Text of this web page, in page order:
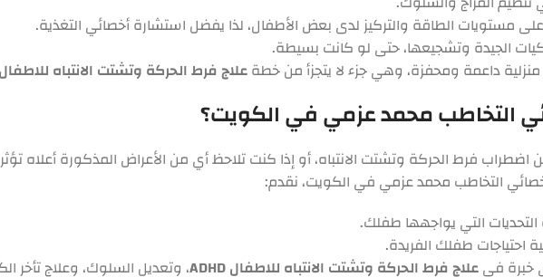
مستويات الطاقة والتركيز لدى بعض الأطفال، لذا يفضل استشارة أخصائي التغذية.
الجيدة وتشجيعها، حتى لو كانت بسيطة.
داعمة ومحفزة، وهي جزء لا يتجزأ من خطةعلاج فرط الحركة وتشتت الانتباه للاطفال ADHD
التخاطب محمد عزمي في الكويت؟
فرط الحركة وتشتت الانتباه، أو إذا كنت تلاحظ أي من الأعراض المذكورة أعلاه
التخاطب محمد عزمي في الكويت، نقدم:
التحديات التي يواجهها طفلك.
احتياجات طفلك الفريدة.
خبرة فيعلاج فرط الحركة وتشتت الانتباه للاطفال ADHD ، وتعديل السلوك، وعلاج تأخر